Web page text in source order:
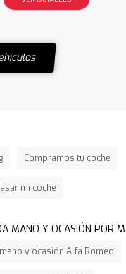
Compramos tu coche
mi coche
MANO Y OCASIÓN POR
y ocasión Alfa Romeo